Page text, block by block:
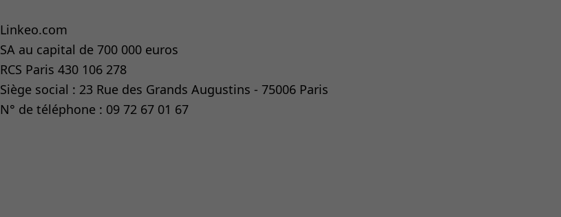
Linkeo.com
SA au capital de 700 000 euros
RCS Paris 430 106 278
Siège social : 23 Rue des Grands Augustins - 75006 Paris
N° de téléphone : 09 72 67 01 67